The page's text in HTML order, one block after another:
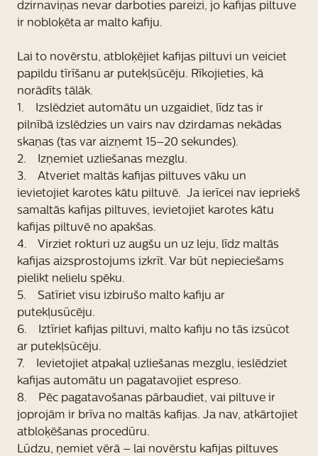
dzirnaviņas nevar darboties pareizi, jo kafijas piltuve
ir nobloķēta ar malto kafiju.
Lai to novērstu, atbloķējiet kafijas piltuvi un veiciet
papildu tīrīšanu ar putekļsūcēju. Rīkojieties, kā
norādīts tālāk.
1. Izslēdziet automātu un uzgaidiet, līdz tas ir
pilnībā izslēdzies un vairs nav dzirdamas nekādas
skaņas (tas var aizņemt 15–20 sekundes).
2. Izņemiet uzliešanas mezglu.
3. Atveriet maltās kafijas piltuves vāku un
ievietojiet karotes kātu piltuvē. Ja ierīcei nav iepriekš
samaltās kafijas piltuves, ievietojiet karotes kātu
kafijas piltuvē no apakšas.
4. Virziet rokturi uz augšu un uz leju, līdz maltās
kafijas aizsprostojums izkrīt. Var būt nepieciešams
pielikt nelielu spēku.
5. Satīriet visu izbirušo malto kafiju ar
putekļusūcēju.
6. Iztīriet kafijas piltuvi, malto kafiju no tās izsūcot
ar putekļsūcēju.
7. Ievietojiet atpakaļ uzliešanas mezglu, ieslēdziet
kafijas automātu un pagatavojiet espreso.
8. Pēc pagatavošanas pārbaudiet, vai piltuve ir
joprojām ir brīva no maltās kafijas. Ja nav, atkārtojiet
atbloķēšanas procedūru.
Lūdzu, ņemiet vērā – lai novērstu kafijas piltuves